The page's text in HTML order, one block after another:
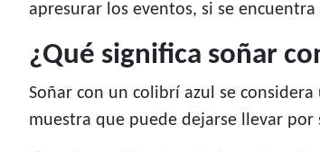
apresurar los eventos, si se
¿Qué significa soñar
Soñar con un colibrí azul se
muestra que puede dejarse llevar por